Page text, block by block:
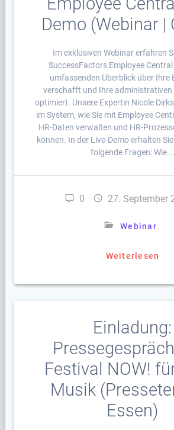
Demo (Webinar |
Im exklusiven Webinar erfahren
SuccessFactors Employee
umfassenden Überblick über Ihre
verschafft und Ihre administrativen
optimiert. Unsere Expertin Nicole
im System, wie Sie mit Employee
HR-Daten verwalten und HR-
können. In der Live-Demo erhalten
folgende Fragen: Wie …
0 27. September
Webinar
Weiterlesen
Einladung:
Festival NOW!
Musik
Essen)